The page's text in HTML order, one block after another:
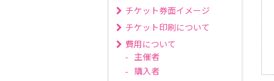
チケット券面イメージ
チケット印刷について
費用について
主催者
購入者